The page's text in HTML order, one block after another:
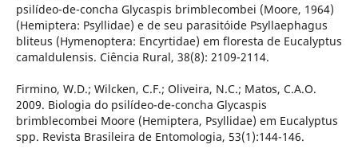
psilídeo-de-concha Glycaspis brimblecombei (Moore, 1964)
(Hemiptera: Psyllidae) e de seu parasitóide Psyllaephagus
bliteus (Hymenoptera: Encyrtidae) em floresta de Eucalyptus
camaldulensis. Ciência Rural, 38(8): 2109-2114.
Firmino, W.D.; Wilcken, C.F.; Oliveira, N.C.; Matos, C.A.O.
2009. Biologia do psilídeo-de-concha Glycaspis
brimblecombei Moore (Hemiptera, Psyllidae) em Eucalyptus
spp. Revista Brasileira de Entomologia, 53(1):144-146.